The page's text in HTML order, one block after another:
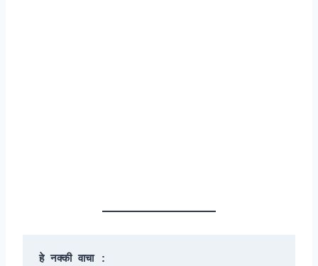
हे नक्की वाचा :